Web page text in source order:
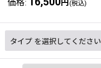
価格: 円 (税込)
タイプ を選択してください